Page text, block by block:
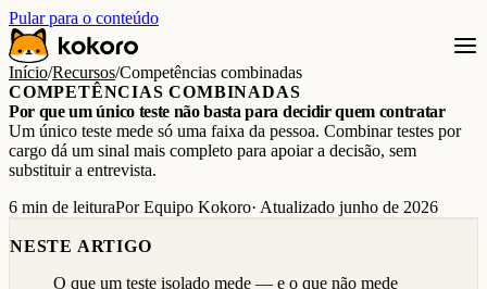
Pular para o conteúdo
Início/Recursos/Competências combinadas
COMPETÊNCIAS COMBINADAS
Por que um único teste não basta para decidir quem contratar
Um único teste mede só uma faixa da pessoa. Combinar testes por
cargo dá um sinal mais completo para apoiar a decisão, sem
substituir a entrevista.
6 min de leituraPor Equipo Kokoro· Atualizado junho de 2026
NESTE ARTIGO
O que um teste isolado mede — e o que não mede